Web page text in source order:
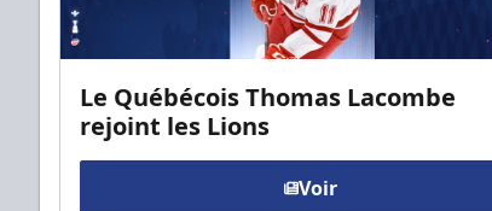
Le Québécois Thomas Lacombe
rejoint les Lions
Voir